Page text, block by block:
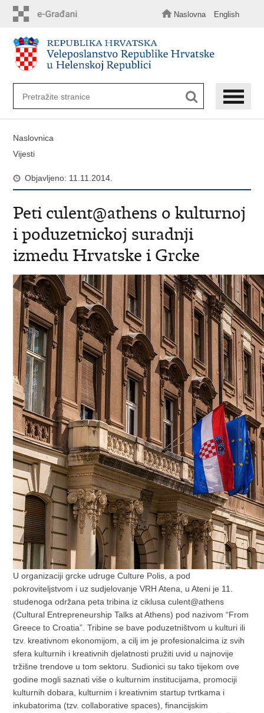
sadržaj
Naslovna English
Naslovnica
Vijesti
Objavljeno: 11.11.2014.
Peti culent@athens o kulturnoj
i poduzetnickoj suradnji
izmedu Hrvatske i Grcke
U organizaciji grcke udruge Culture Polis, a pod
pokroviteljstvom i uz sudjelovanje VRH Atena, u Ateni je 11.
studenoga održana peta tribina iz ciklusa culent@athens
(Cultural Entrepreneurship Talks at Athens) pod nazivom “From
Greece to Croatia”. Tribine se bave poduzetništvom u kulturi ili
tzv. kreativnom ekonomijom, a cilj im je profesionalcima iz svih
sfera kulturnih i kreativnih djelatnosti pružiti uvid u najnovije
tržišne trendove u tom sektoru. Sudionici su tako tijekom ove
godine mogli saznati više o kulturnim institucijama, promociji
kulturnih dobara, kulturnim i kreativnim startup tvrtkama i
inkubatorima (tzv. collaborative spaces), financijskim